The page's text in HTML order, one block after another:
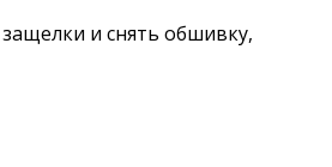
и снять обшивку,